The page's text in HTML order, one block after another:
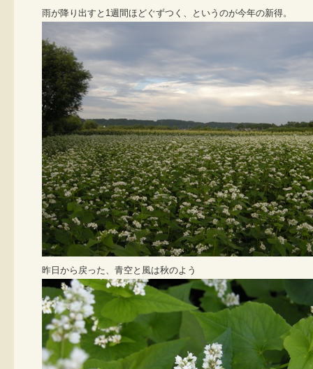
雨が降り出すと1週間ほどぐずつく、というのが今年の新得。
昨日から戻った、青空と風は秋のよう